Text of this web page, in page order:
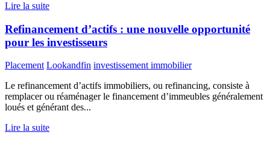
Lire la suite
Refinancement d’actifs : une nouvelle opportunité
pour les investisseurs
Placement Lookandfin investissement immobilier
Le refinancement d’actifs immobiliers, ou refinancing, consiste à
remplacer ou réaménager le financement d’immeubles généralement
loués et générant des...
Lire la suite